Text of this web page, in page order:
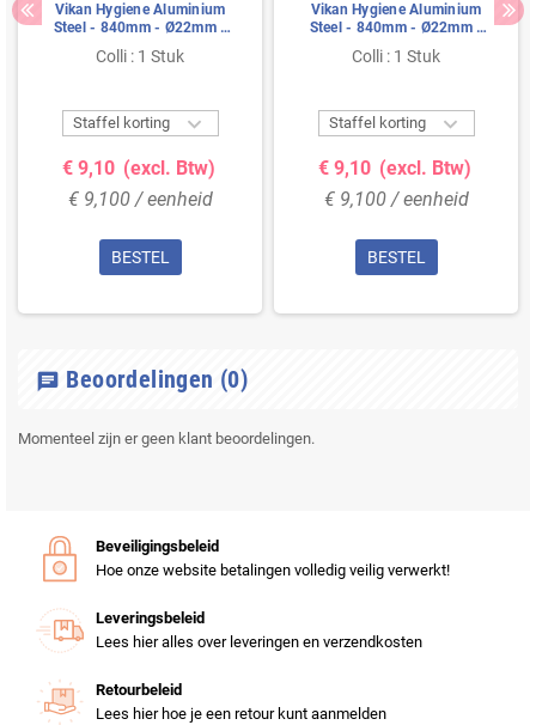
Vikan Hygiene Aluminium
Steel - 840mm - Ø22mm -
Wit - met Schroefdraad
Colli : 1 Stuk
Staffel korting 
€ 9,10 (excl. Btw)
€ 9,100 / eenheid
BESTEL
Vikan Hygiene Aluminium
Steel - 840mm - Ø22mm -
Geel - met Schroefdraad
Colli : 1 Stuk
Staffel korting 
€ 9,10 (excl. Btw)
€ 9,100 / eenheid
BESTEL
chat Beoordelingen (0)
Momenteel zijn er geen klant beoordelingen.
Beveiligingsbeleid
Hoe onze website betalingen volledig veilig verwerkt!
Leveringsbeleid
Lees hier alles over leveringen en verzendkosten
Retourbeleid
Lees hier hoe je een retour kunt aanmelden